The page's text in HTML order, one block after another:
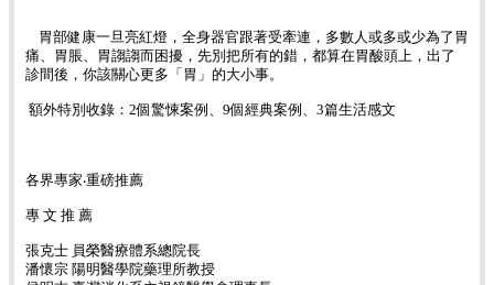
胃部健康一旦亮紅燈，全身器官跟著受牽連，多數人或多或少為了胃
痛、胃脹、胃謅謅而困擾，先別把所有的錯，都算在胃酸頭上，出了
診間後，你該關心更多「胃」的大小事。
額外特別收錄：2個驚悚案例、9個經典案例、3篇生活感文
各界專家‧重磅推薦
專 文 推 薦
張克士 員榮醫療體系總院長
潘懷宗 陽明醫學院藥理所教授